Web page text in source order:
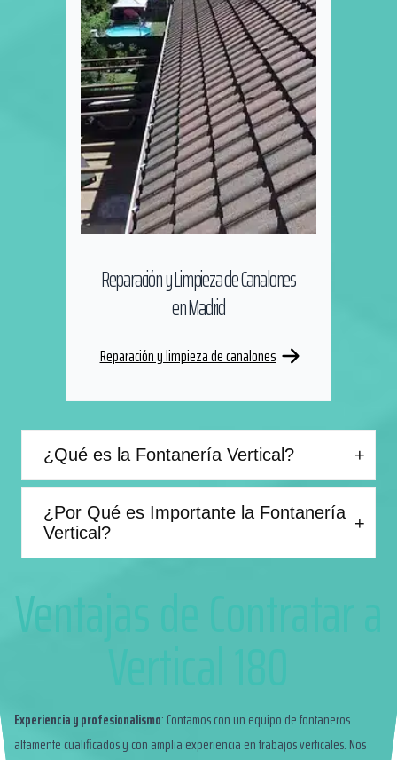
Reparación y Limpieza de Canalones
en Madrid
Reparación y limpieza de canalones
¿Qué es la Fontanería Vertical?
¿Por Qué es Importante la Fontanería
Vertical?
Ventajas de Contratar a
Vertical 180
Experiencia y profesionalismo: Contamos con un equipo de fontaneros
altamente cualificados y con amplia experiencia en trabajos verticales. Nos